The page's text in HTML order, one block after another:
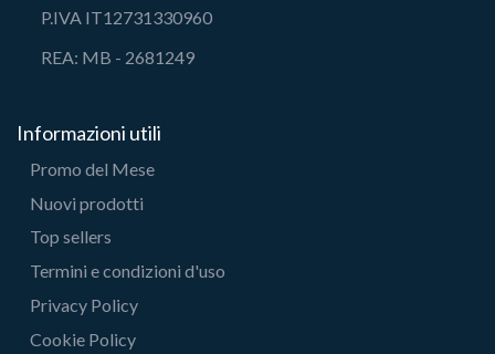
P.IVA IT12731330960
REA: MB - 2681249
Informazioni utili
Promo del Mese
Nuovi prodotti
Top sellers
Termini e condizioni d'uso
Privacy Policy
Cookie Policy